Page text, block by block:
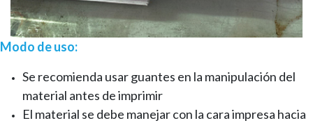
Modo de uso:
Se recomienda usar guantes en la manipulación del
material antes de imprimir
El material se debe manejar con la cara impresa hacia